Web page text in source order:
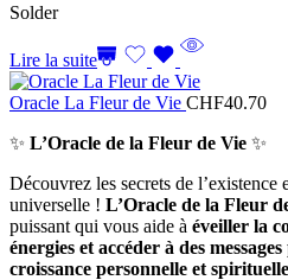
Solder
Lire la suite
Oracle La Fleur de Vie CHF40.70
✨ L’Oracle de la Fleur de Vie ✨
Découvrez les secrets de l’existence
universelle ! L’Oracle de la Fleur
puissant qui vous aide à éveiller la
énergies et accéder à des
croissance personnelle et spirituelle